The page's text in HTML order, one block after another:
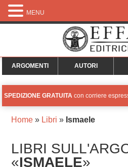
ARGOMENTI AUTORI
SPEDIZIONE GRATUITA con corriere
Home» Libri » Ismaele
LIBRI
«ISMAELE»
MENU